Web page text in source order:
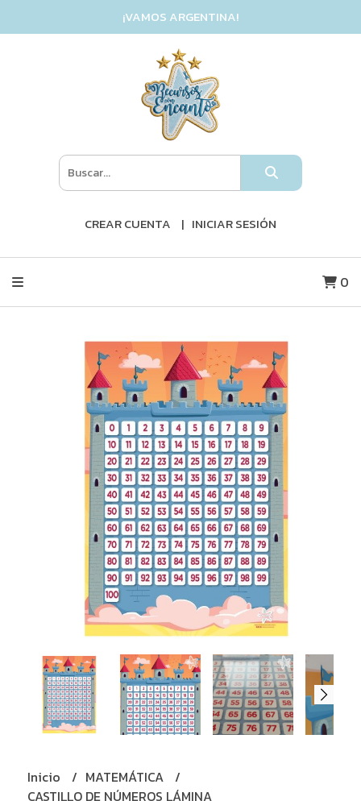
¡VAMOS ARGENTINA!
CREAR CUENTA INICIAR SESIÓN
0
Inicio
MATEMÁTICA
CASTILLO DE NÚMEROS LÁMINA